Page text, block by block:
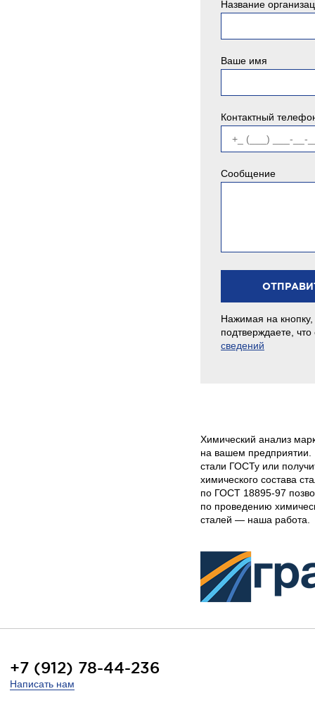
Название
Ваше имя
Контактный
Сообщение
Нажимая на
подтверждаете,
сведений
Химический анализ
на вашем предприятии.
стали ГОСТу или
химического состава
по ГОСТ 18895-97
по проведению
сталей — наша работа.
+7 (912) 78-44-236
Написать нам